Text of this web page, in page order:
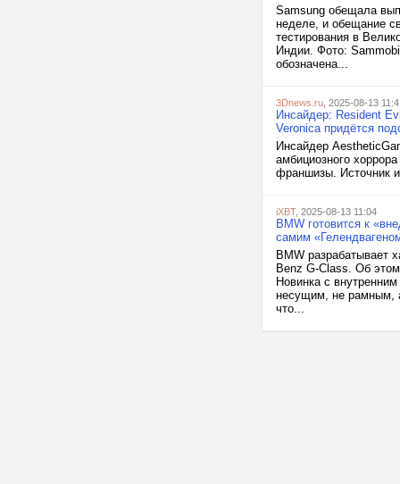
Samsung обещала
неделе, и обещание
тестирования в
Индии. Фото:
обозначена...
3Dnews.ru , 2025-08-13
Инсайдер: Resident
Veronica придётся
Инсайдер
амбициозного
франшизы. Источник
iXBT, 2025-08-13 11:04
BMW готовится к
самим
BMW разрабатывает
Benz G-Class. Об
Новинка с
несущим, не рамным,
что...